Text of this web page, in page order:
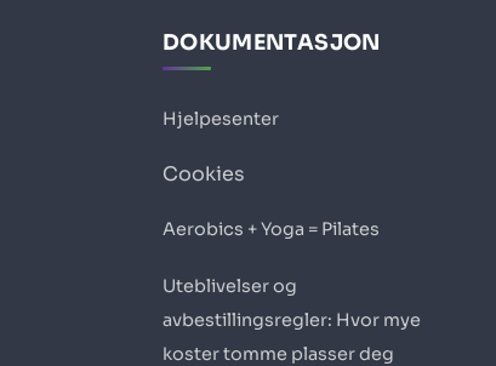
DOKUMENTASJON
Hjelpesenter
Cookies
Aerobics + Yoga = Pilates
Uteblivelser og
avbestillingsregler: Hvor mye
koster tomme plasser deg